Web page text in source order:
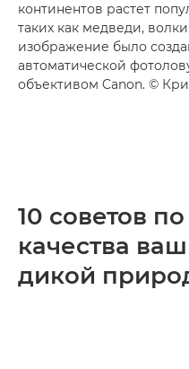
континентов растет
таких как медведи,
изображение было
автоматической
объективом Canon. ©
10 советов
качества
дикой